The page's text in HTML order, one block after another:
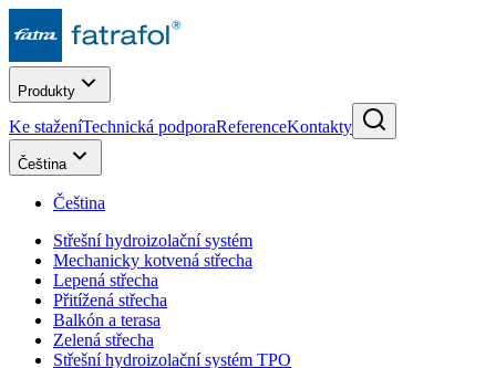
Produkty
Ke staženíTechnická podporaReferenceKontakty
Čeština
Čeština
Střešní hydroizolační systém
Mechanicky kotvená střecha
Lepená střecha
Přitížená střecha
Balkón a terasa
Zelená střecha
Střešní hydroizolační systém TPO